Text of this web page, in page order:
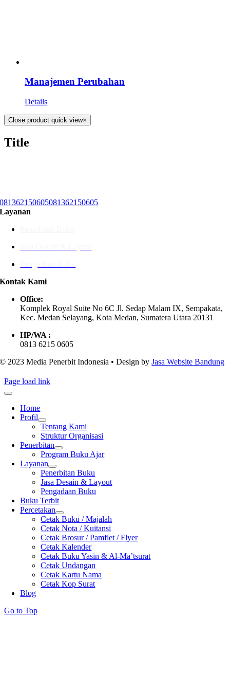
Manajemen Perubahan
Details
Close product quick view×
Title
081362150605081362150605
Layanan
Kontak Kami
Office:
Komplek Royal Suite No 6C Jl. Sedap Malam IX, Sempakata,
Kec. Medan Selayang, Kota Medan, Sumatera Utara 20131
HP/WA :
0813 6215 0605
© 2023 Media Penerbit Indonesia • Design byJasa Website Bandung
Page load link
Home
Profil
Tentang Kami
Struktur Organisasi
Penerbitan
Program Buku Ajar
Layanan
Penerbitan Buku
Jasa Desain & Layout
Pengadaan Buku
Buku Terbit
Percetakan
Cetak Buku / Majalah
Cetak Nota / Kuitansi
Cetak Brosur / Pamflet / Flyer
Cetak Kalender
Cetak Buku Yasin & Al-Ma’tsurat
Cetak Undangan
Cetak Kartu Nama
Cetak Kop Surat
Blog
Go to Top